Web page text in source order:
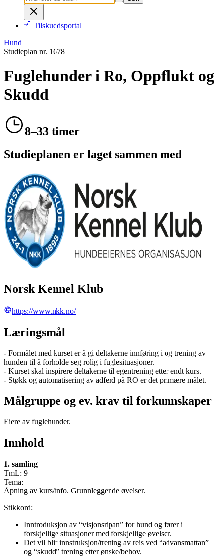
Tilskuddsportal
Hund
Studieplan nr. 1678
Fuglehunder i Ro, Oppflukt og
Skudd
8–33 timer
Studieplanen er laget sammen med
Norsk Kennel Klub
https://www.nkk.no/
Læringsmål
- Formålet med kurset er å gi deltakerne innføring i og trening av
hunden til å forholde seg rolig i fuglesituasjoner.
- Kurset skal inspirere deltakerne til egentrening etter endt kurs.
- Støkk og automatisering av adferd på RO er det primære målet.
Målgruppe og ev. krav til forkunnskaper
Eiere av fuglehunder.
Innhold
1. samling
TmL: 9
Tema:
Åpning av kurs/info. Grunnleggende øvelser.
Stikkord:
Inntroduksjon av “visjonsripan” for hund og fører i
forskjellige situasjoner med forskjellige øvelser.
Det vil blir innstruksjon/trening av reis ved “advansmattan”
og “skudd” trening etter ønske/behov.